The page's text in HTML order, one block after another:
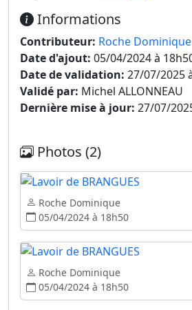
Informations
Contributeur: Roche Dominique
Date d'ajout: 05/04/2024 à
Date de validation: 27/07/2025
Validé par: Michel ALLONNEAU
Dernière mise à jour: 27/07/
Photos (2)
Roche Dominique
05/04/2024 à 18h50
Roche Dominique
05/04/2024 à 18h50